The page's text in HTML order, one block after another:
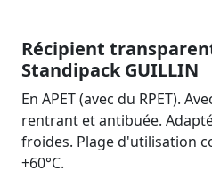
Récipient
Standipack GUILLIN
En APET (avec du RPET).
rentrant et antibuée.
froides. Plage d'utilisation
+60°C.